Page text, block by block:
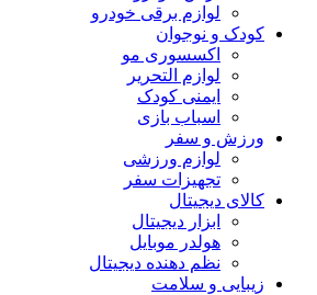
لوازم برقی خودرو
کودک و نوجوان
اکسسوری مو
لوازم التحریر
ایمنی کودک
اسباب بازی
ورزش و سفر
لوازم ورزشی
تجهیزات سفر
کالای دیجیتال
ابزار دیجیتال
هولدر موبایل
نظم دهنده دیجیتال
زیبایی و سلامت